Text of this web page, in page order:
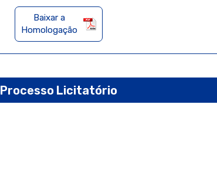
Baixar a
Homologação
Processo Licitatório